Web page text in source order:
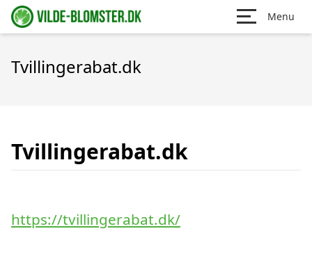
Menu
Tvillingerabat.dk
Tvillingerabat.dk
https://tvillingerabat.dk/